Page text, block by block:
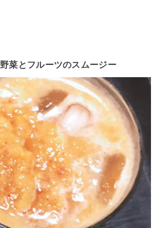
菜とフルーツのスムージー